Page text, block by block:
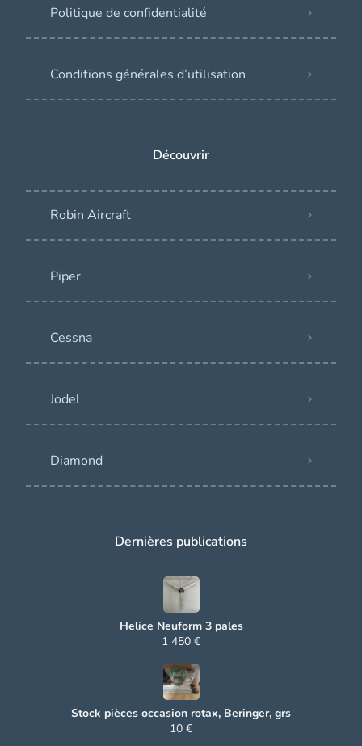
Politique de confidentialité
Conditions générales d’utilisation
Découvrir
Robin Aircraft
Piper
Cessna
Jodel
Diamond
Dernières publications
Helice Neuform 3 pales
1 450 €
Stock pièces occasion rotax, Beringer, grs
10 €